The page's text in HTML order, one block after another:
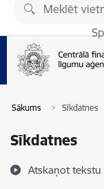
Pāriet uz lapas
Sākums Sīkdatnes
Sīkdatnes
Atskaņot tekstu